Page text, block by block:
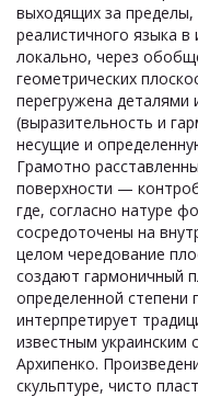
выходящих за пределы,
реалистичного языка в
локально, через
геометрических
перегружена
(выразительность и
несущие и
Грамотно
поверхности —
где, согласно натуре
сосредоточены на
целом чередование
создают гармоничный
определенной степени
интерпретирует
известным украинским
Архипенко.
скульптуре, чисто